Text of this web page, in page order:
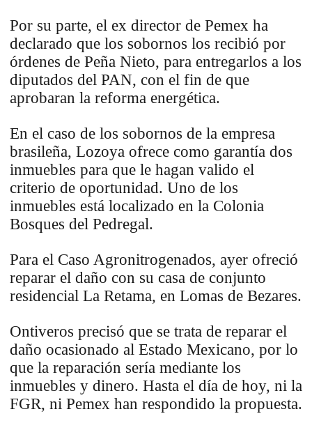
Por su parte, el ex director de Pemex ha
declarado que los sobornos los recibió por
órdenes de Peña Nieto, para entregarlos a los
diputados del PAN, con el fin de que
aprobaran la reforma energética.
En el caso de los sobornos de la empresa
brasileña, Lozoya ofrece como garantía dos
inmuebles para que le hagan valido el
criterio de oportunidad. Uno de los
inmuebles está localizado en la Colonia
Bosques del Pedregal.
Para el Caso Agronitrogenados, ayer ofreció
reparar el daño con su casa de conjunto
residencial La Retama, en Lomas de Bezares.
Ontiveros precisó que se trata de reparar el
daño ocasionado al Estado Mexicano, por lo
que la reparación sería mediante los
inmuebles y dinero. Hasta el día de hoy, ni la
FGR, ni Pemex han respondido la propuesta.